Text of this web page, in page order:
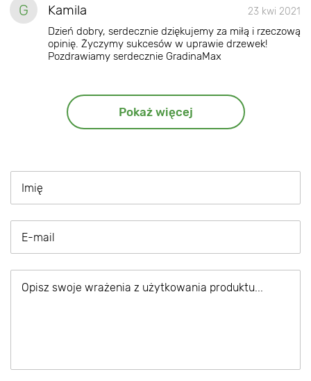
G Kamila 23 kwi 2021
Dzień dobry, serdecznie dziękujemy za miłą i rzeczową
opinię. Życzymy sukcesów w uprawie drzewek!
Pozdrawiamy serdecznie GradinaMax
Pokaż więcej